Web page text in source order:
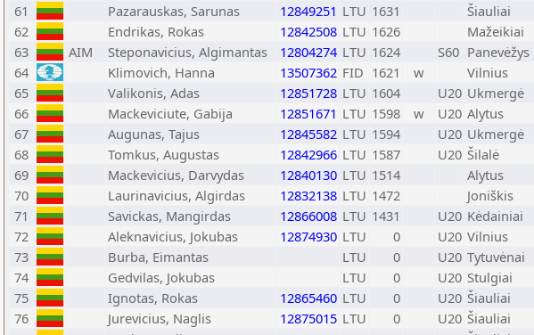
61
Pazarauskas, Sarunas 12849251 LTU 1631
Šiauliai
62
Endrikas, Rokas 12842508 LTU 1626
Mažeikiai
63
AIM Steponavicius, Algimantas 12804274 LTU 1624 S60 Panevėžys
64
Klimovich, Hanna 13507362 FID 1621 w
Vilnius
65
Valikonis, Adas 12851728 LTU 1604 U20 Ukmergė
66
Mackeviciute, Gabija 12851671 LTU 1598 w U20 Alytus
67
Augunas, Tajus 12845582 LTU 1594 U20 Ukmergė
68
Tomkus, Augustas 12842966 LTU 1587 U20 Šilalė
69
Mackevicius, Darvydas 12840130 LTU 1514
Alytus
70
Laurinavicius, Algirdas 12832138 LTU 1472
Joniškis
71
Savickas, Mangirdas 12866008 LTU 1431 U20 Kėdainiai
72
Aleknavicius, Jokubas 12874930 LTU 0 U20 Vilnius
73
Burba, Eimantas LTU 0 U20 Tytuvėnai
74
Gedvilas, Jokubas LTU 0 U20 Stulgiai
75
Ignotas, Rokas 12865460 LTU 0 U20 Šiauliai
76
Jurevicius, Naglis 12875015 LTU 0 U20 Šiauliai